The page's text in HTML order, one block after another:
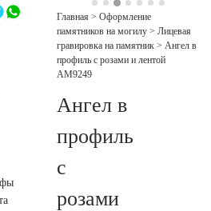
Главная > Оформление
памятников на могилу > Лицевая
гравировка на памятник > Ангел в
профиль с розами и лентой
AM9249
Ангел в
профиль
с
розами